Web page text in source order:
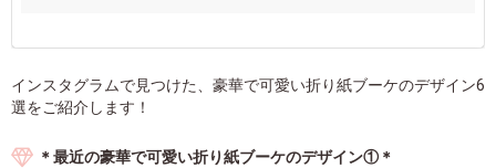
インスタグラムで見つけた、豪華で可愛い折り紙ブーケのデザイン6
選をご紹介します！
＊最近の豪華で可愛い折り紙ブーケのデザイン①＊